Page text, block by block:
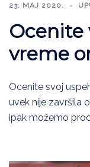
23. МАЈ 2020.
Ocenite
vreme
Ocenite svoj
uvek nije završila
ipak možemo